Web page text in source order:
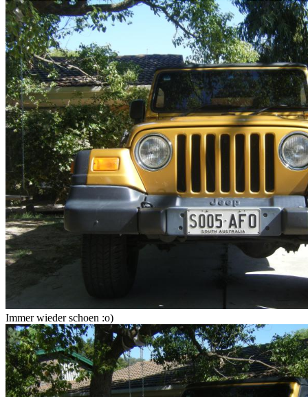
Immer wieder schoen :o)